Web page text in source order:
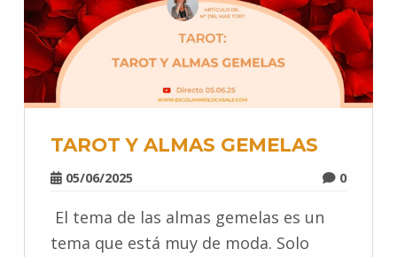
TAROT Y ALMAS GEMELAS
05/06/2025 0
El tema de las almas gemelas es un
tema que está muy de moda. Solo